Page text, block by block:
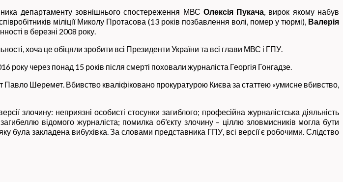
департаменту зовнішнього спостереження МВС Олексія Пукача, вирок якому набув
міліції Миколу Протасова (13 років позбавлення волі, помер у тюрмі), Валерія
в березні 2008 року.
хоча це обіцяли зробити всі Президенти України та всі глави МВС і ГПУ.
через понад 15 років після смерті поховали журналіста Георгія Гонгадзе.
Павло Шеремет. Вбивство кваліфіковано прокуратурою Києва за статтею «умисне вбивство,
злочину: неприязні особисті стосунки загиблого; професійна журналістська діяльність
відомого журналіста; помилка об’єкту злочину – ціллю зловмисників могла бути
була закладена вибухівка. За словами представника ГПУ, всі версії є робочими. Слідство